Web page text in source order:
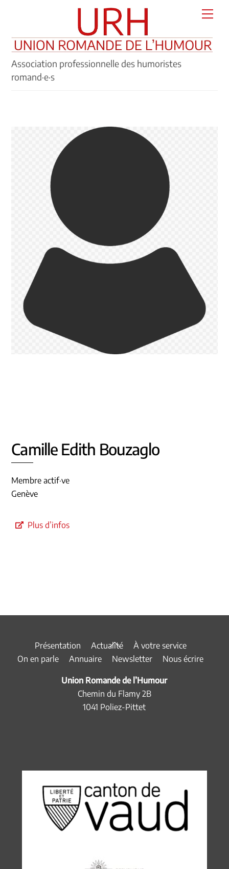
Association professionnelle des humoristes
romand·e·s
Camille Edith Bouzaglo
Membre actif·ve
Genève
Plus d’infos
Back
To
Présentation Actualité
À votre service
On en parle
Annuaire Newsletter Nous écrire
Union Romande de l’Humour
Chemin du Flamy 2B
1041 Poliez-Pittet